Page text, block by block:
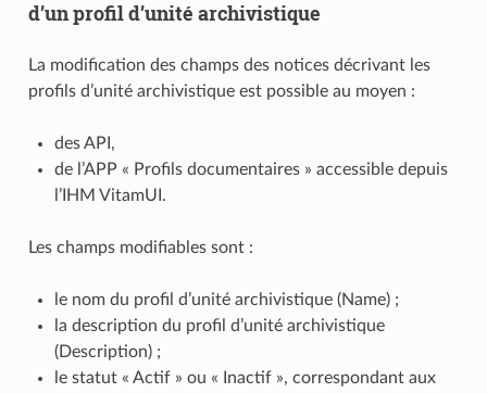
d’un profil d’unité archivistique
La modification des champs des notices décrivant les
profils d’unité archivistique est possible au moyen :
des API,
de l’APP « Profils documentaires » accessible depuis
l’IHM VitamUI.
Les champs modifiables sont :
le nom du profil d’unité archivistique (Name) ;
la description du profil d’unité archivistique
(Description) ;
le statut « Actif » ou « Inactif », correspondant aux